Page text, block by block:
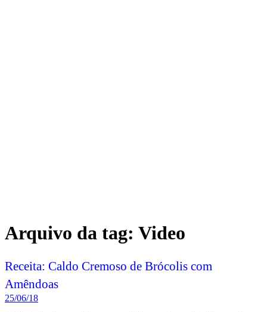
Arquivo da tag: Video
Receita: Caldo Cremoso de Brócolis com
Amêndoas
25/06/18